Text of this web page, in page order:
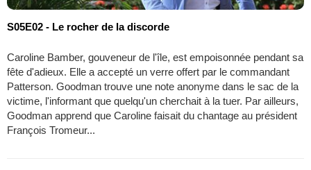
S05E02 - Le rocher de la discorde
Caroline Bamber, gouveneur de l'île, est empoisonnée pendant sa
fête d'adieux. Elle a accepté un verre offert par le commandant
Patterson. Goodman trouve une note anonyme dans le sac de la
victime, l'informant que quelqu'un cherchait à la tuer. Par ailleurs,
Goodman apprend que Caroline faisait du chantage au président
François Tromeur...